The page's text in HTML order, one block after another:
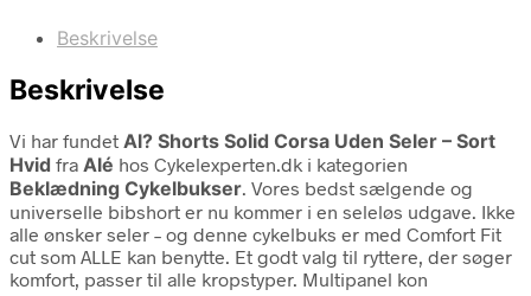
Beskrivelse
Beskrivelse
Vi har fundet Al? Shorts Solid Corsa Uden Seler – Sort
Hvid fra Alé hos Cykelexperten.dk i kategorien
Beklædning Cykelbukser. Vores bedst sælgende og
universelle bibshort er nu kommer i en seleløs udgave. Ikke
alle ønsker seler – og denne cykelbuks er med Comfort Fit
cut som ALLE kan benytte. Et godt valg til ryttere, der søger
komfort, passer til alle kropstyper. Multipanel kon